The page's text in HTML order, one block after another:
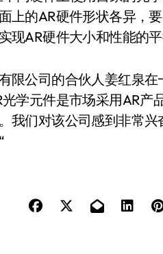
上的AR硬件形状各异，
现AR硬件大小和性能的平
限公司的合伙人姜红泉
学元件是市场采用AR产
我们对该公司感到非常